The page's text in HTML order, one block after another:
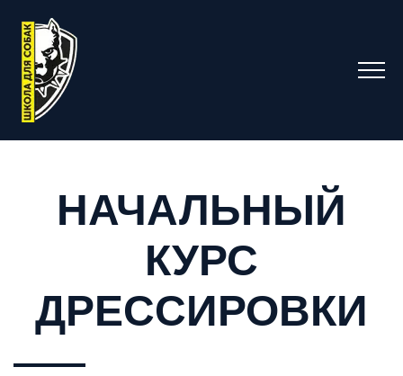
НАЧАЛЬНЫЙ
КУРС
ДРЕССИРОВКИ